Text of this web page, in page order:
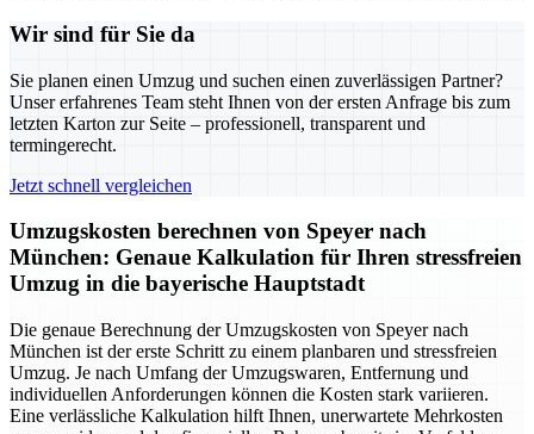
Wir sind für Sie da
Sie planen einen Umzug und suchen einen zuverlässigen Partner?
Unser erfahrenes Team steht Ihnen von der ersten Anfrage bis zum
letzten Karton zur Seite – professionell, transparent und
termingerecht.
Jetzt schnell vergleichen
Umzugskosten berechnen von Speyer nach
München: Genaue Kalkulation für Ihren stressfreien
Umzug in die bayerische Hauptstadt
Die genaue Berechnung der Umzugskosten von Speyer nach
München ist der erste Schritt zu einem planbaren und stressfreien
Umzug. Je nach Umfang der Umzugswaren, Entfernung und
individuellen Anforderungen können die Kosten stark variieren.
Eine verlässliche Kalkulation hilft Ihnen, unerwartete Mehrkosten